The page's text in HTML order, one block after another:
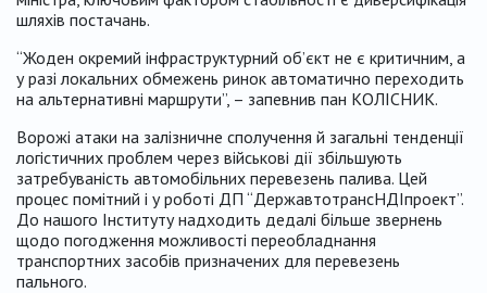
шляхів постачань.
“Жоден окремий інфраструктурний об’єкт не є критичним, а
у разі локальних обмежень ринок автоматично переходить
на альтернативні маршрути”, – запевнив пан КОЛІСНИК.
Ворожі атаки на залізничне сполучення й загальні тенденції
логістичних проблем через військові дії збільшують
затребуваність автомобільних перевезень палива. Цей
процес помітний і у роботі ДП “ДержавтотрансНДІпроект”.
До нашого Інституту надходить дедалі більше звернень
щодо погодження можливості переобладнання
транспортних засобів призначених для перевезень
пального.